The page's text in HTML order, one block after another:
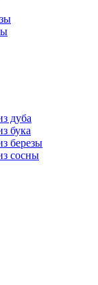
дуба
бука
березы
сосны